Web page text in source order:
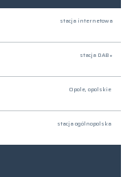
stacja internetowa
stacja DAB+
Opole, opolskie
stacja ogólnopolska